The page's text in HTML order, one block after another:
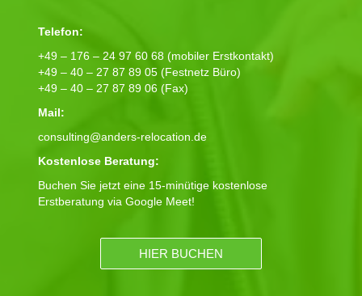
Telefon:
+49 – 176 – 24 97 60 68 (mobiler Erstkontakt)
+49 – 40 – 27 87 89 05 (Festnetz Büro)
+49 – 40 – 27 87 89 06 (Fax)
Mail:
consulting@anders-relocation.de
Kostenlose Beratung:
Buchen Sie jetzt eine 15-minütige kostenlose
Erstberatung via Google Meet!
HIER BUCHEN